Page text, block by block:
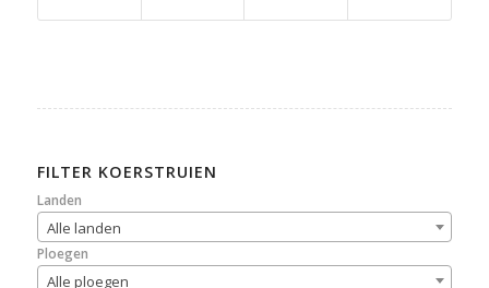
FILTER KOERSTRUIEN
Landen
Alle landen
Ploegen
Alle ploegen